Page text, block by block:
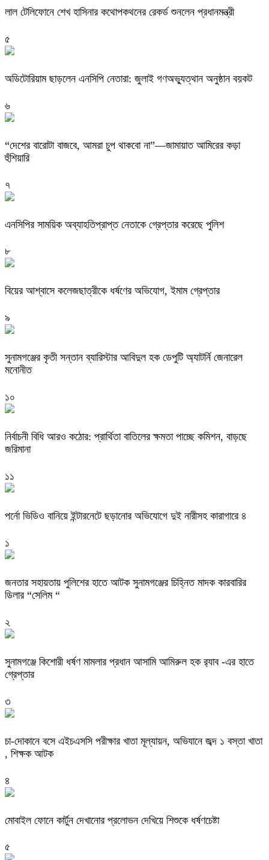
লাল টেলিফোনে শেখ হাসিনার কথোপকথনের রেকর্ড শুনলেন প্রধানমন্ত্রী
৫
অডিটোরিয়াম ছাড়লেন এনসিপি নেতারা: জুলাই গণঅভ্যুত্থান অনুষ্ঠান বয়কট
৬
“দেশের বারোটা বাজবে, আমরা চুপ থাকবো না”—জামায়াত আমিরের কড়া
হুঁশিয়ারি
৭
এনসিপির সাময়িক অব্যাহতিপ্রাপ্ত নেতাকে গ্রেপ্তার করেছে পুলিশ
৮
বিয়ের আশ্বাসে কলেজছাত্রীকে ধর্ষণের অভিযোগ, ইমাম গ্রেপ্তার
৯
সুনামগঞ্জের কৃতী সন্তান ব্যারিস্টার আবিদুল হক ডেপুটি অ্যাটর্নি জেনারেল
মনোনীত
১০
নির্বাচনী বিধি আরও কঠোর: প্রার্থিতা বাতিলের ক্ষমতা পাচ্ছে কমিশন, বাড়ছে
জরিমানা
১১
পর্নো ভিডিও বানিয়ে ইন্টারনেটে ছড়ানোর অভিযোগে দুই নারীসহ কারাগারে ৪
১
জনতার সহায়তায় পুলিশের হাতে আটক সুনামগঞ্জের চিহ্নিত মাদক কারবারির
ডিলার “সেলিম “
২
‎সুনামগঞ্জে কিশোরী ধর্ষণ মামলার প্রধান আসামি আমিরুল হক র‌্যাব -এর হাতে
গ্রেপ্তার
৩
চা-দোকানে বসে এইচএসসি পরীক্ষার খাতা মূল্যায়ন, অভিযানে জব্দ ১ বস্তা খাতা
, শিক্ষক আটক
৪
মোবাইল ফোনে কার্টুন দেখানোর প্রলোভন দেখিয়ে শিশুকে ধর্ষণচেষ্টা
৫